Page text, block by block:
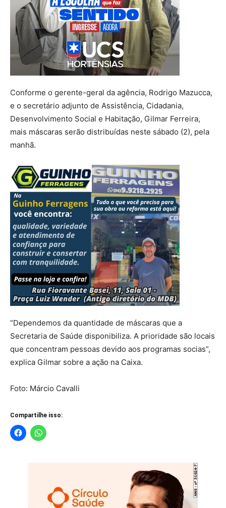
Conforme o gerente-geral da agência, Rodrigo Mazucca,
e o secretário adjunto de Assistência, Cidadania,
Desenvolvimento Social e Habitação, Gilmar Ferreira,
mais máscaras serão distribuídas neste sábado (2), pela
manhã.
“Dependemos da quantidade de máscaras que a
Secretaria de Saúde disponibiliza. A prioridade são locais
que concentram pessoas devido aos programas socias”,
explica Gilmar sobre a ação na Caixa.
Foto: Márcio Cavalli
Compartilhe isso: